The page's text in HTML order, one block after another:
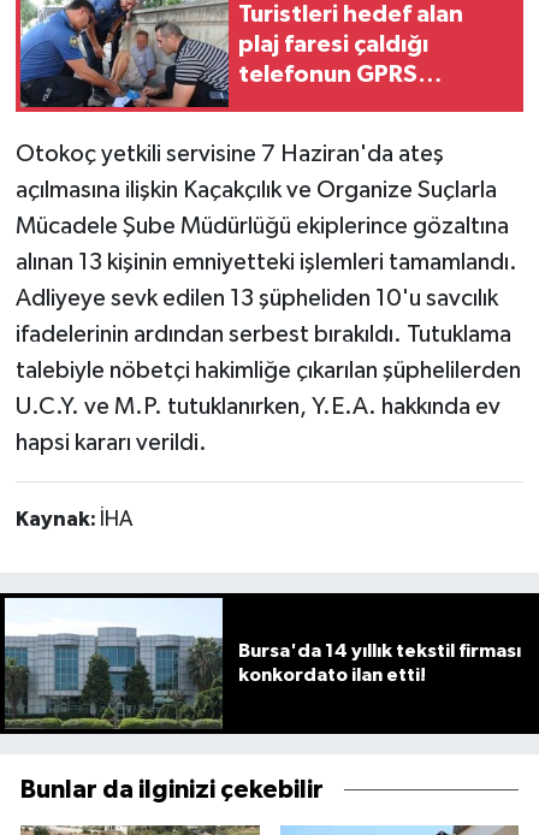
Turistleri hedef alan
plaj faresi çaldığı
telefonun GPRS
Otokoç yetkili servisine 7 Haziran'da ateş
açılmasına ilişkin Kaçakçılık ve Organize Suçlarla
Mücadele Şube Müdürlüğü ekiplerince gözaltına
alınan 13 kişinin emniyetteki işlemleri tamamlandı.
Adliyeye sevk edilen 13 şüpheliden 10'u savcılık
ifadelerinin ardından serbest bırakıldı. Tutuklama
talebiyle nöbetçi hakimliğe çıkarılan şüphelilerden
U.C.Y. ve M.P. tutuklanırken, Y.E.A. hakkında ev
hapsi kararı verildi.
Kaynak: İHA
Bursa'da 14 yıllık tekstil firması
konkordato ilan etti!
Bunlar da ilginizi çekebilir